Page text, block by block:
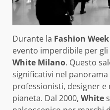
Durante la Fashion
evento imperdibile per
White Milano. Questo
significativi nel
professionisti, designer e
pianeta. Dal 2000, White